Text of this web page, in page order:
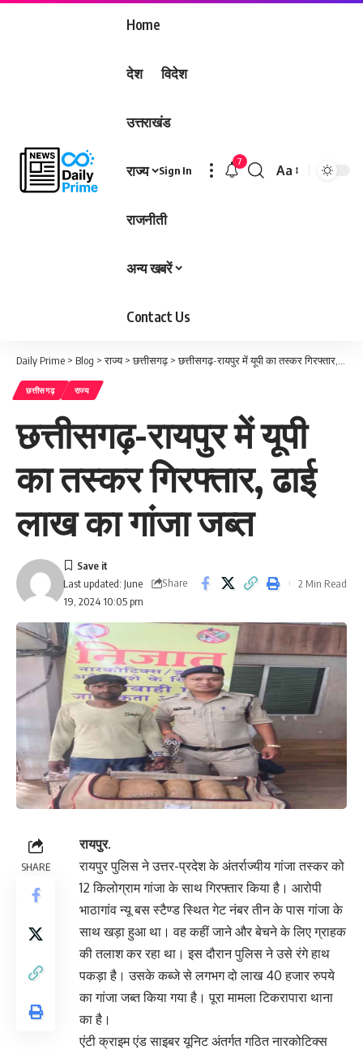
Home
देश विदेश
उत्तराखंड
राज्य
राजनीती
अन्य खबरें
Contact Us
Sign In
7
Font
Aa
Daily Prime > Blog >राज्य>छत्तीसगढ़>छत्तीसगढ़-रायपुर में यूपी का तस्कर गिरफ्तार, ढाई लाख का गांजा जब्त
छत्तीसगढ़ राज्य
छत्तीसगढ़-रायपुर में यूपी
का तस्कर गिरफ्तार, ढाई
लाख का गांजा जब्त
Last updated: June
19, 2024 10:05 pm
Share 2 Min Read
SHARE
रायपुर.
रायपुर पुलिस ने उत्तर-प्रदेश के अंतर्राज्यीय गांजा तस्कर को
12 किलोग्राम गांजा के साथ गिरफ्तार किया है। आरोपी
भाठागांव न्यू बस स्टैण्ड स्थित गेट नंबर तीन के पास गांजा के
साथ खड़ा हुआ था। वह कहीं जाने और बेचने के लिए ग्राहक
की तलाश कर रहा था। इस दौरान पुलिस ने उसे रंगे हाथ
पकड़ा है। उसके कब्जे से लगभग दो लाख 40 हजार रुपये
का गांजा जब्त किया गया है। पूरा मामला टिकरापारा थाना
का है।
एंटी क्राइम एंड साइबर यूनिट अंतर्गत गठित नारकोटिक्स